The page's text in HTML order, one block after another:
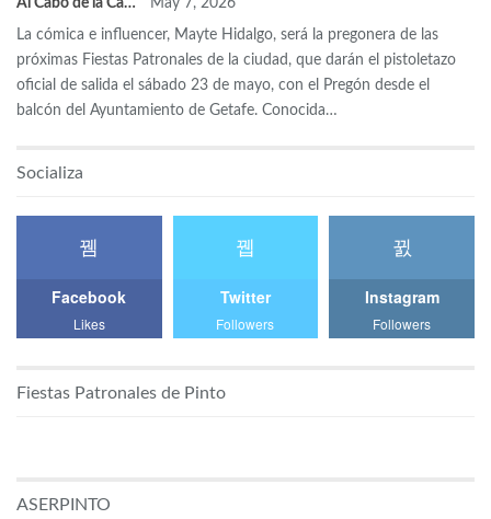
La cómica e influencer, Mayte Hidalgo, será la pregonera de las
próximas Fiestas Patronales de la ciudad, que darán el pistoletazo
oficial de salida el sábado 23 de mayo, con el Pregón desde el
balcón del Ayuntamiento de Getafe. Conocida…
Socializa
Facebook
Likes
Twitter
Followers
Instagram
Followers
Fiestas Patronales de Pinto
ASERPINTO